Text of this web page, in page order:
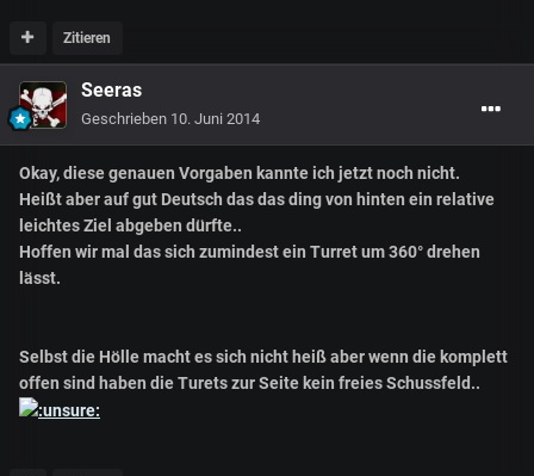
Zitieren
Seeras
Geschrieben 10. Juni 2014
Okay, diese genauen Vorgaben kannte ich jetzt noch nicht.
Heißt aber auf gut Deutsch das das ding von hinten ein relative
leichtes Ziel abgeben dürfte..
Hoffen wir mal das sich zumindest ein Turret um 360° drehen
lässt.
Selbst die Hölle macht es sich nicht heiß aber wenn die komplett
offen sind haben die Turets zur Seite kein freies Schussfeld..